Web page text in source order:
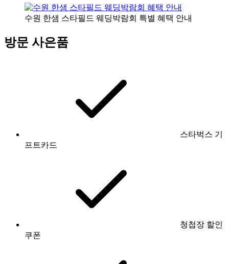
수원 한샘 스타필드 웨딩박람회 특별 혜택 안내
방문 사은품
스타벅스 기
프트카드
청첩장 할인
쿠폰